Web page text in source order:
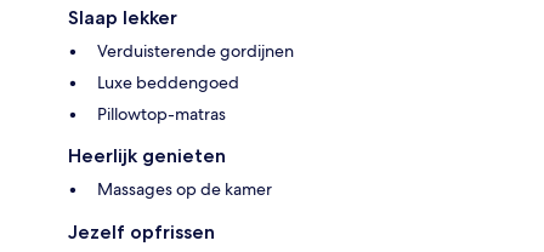
Slaap lekker
Verduisterende gordijnen
Luxe beddengoed
Pillowtop-matras
Heerlijk genieten
Massages op de kamer
Jezelf opfrissen